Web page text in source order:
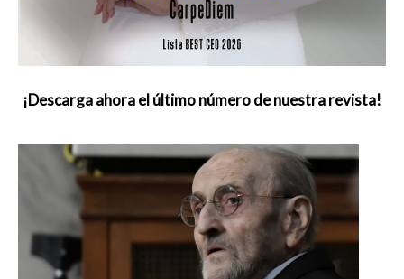
¡Descarga ahora el último número de nuestra revista!